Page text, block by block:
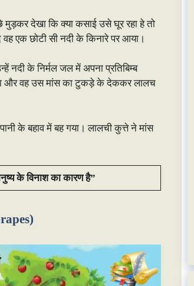
देखा कि क्या कसाई उसे घूर रहा हे तो
एक छोटी सी नदी के किनारे पर आया।
के निर्मल जल में अपना प्रतिबिम्ब
और वह उस मांस का टुकड़े के देककर लालच
के बहाव में बह गया। लालची कुत्ते ने मांस
के विनाश का कारण है”